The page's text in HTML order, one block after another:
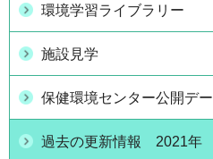
環境学習ライブラリー
施設見学
保健環境センター公開デー
過去の更新情報 2021年